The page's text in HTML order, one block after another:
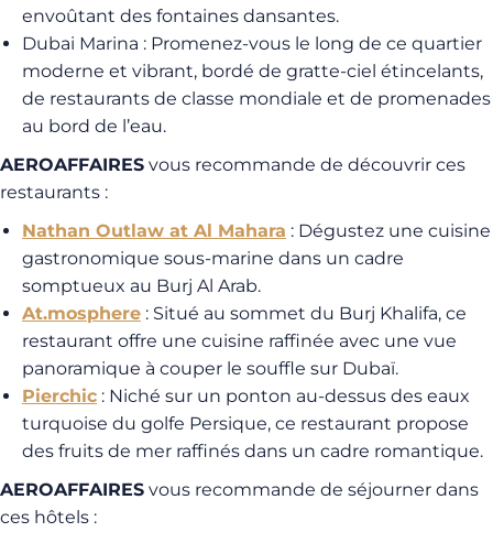
envoûtant des fontaines dansantes.
Dubai Marina : Promenez-vous le long de ce quartier
moderne et vibrant, bordé de gratte-ciel étincelants,
de restaurants de classe mondiale et de promenades
au bord de l’eau.
AEROAFFAIRES vous recommande de découvrir ces
restaurants :
Nathan Outlaw at Al Mahara : Dégustez une cuisine
gastronomique sous-marine dans un cadre
somptueux au Burj Al Arab.
At.mosphere : Situé au sommet du Burj Khalifa, ce
restaurant offre une cuisine raffinée avec une vue
panoramique à couper le souffle sur Dubaï.
Pierchic : Niché sur un ponton au-dessus des eaux
turquoise du golfe Persique, ce restaurant propose
des fruits de mer raffinés dans un cadre romantique.
AEROAFFAIRES vous recommande de séjourner dans
ces hôtels :